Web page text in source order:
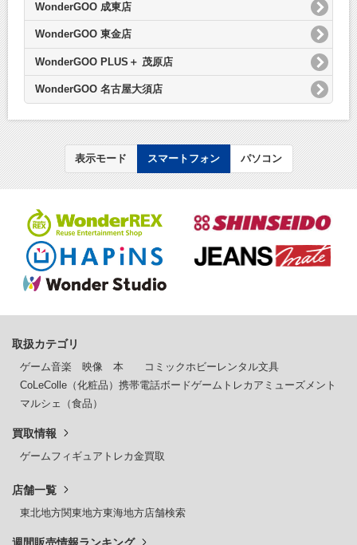
WonderGOO 成東店
WonderGOO 東金店
WonderGOO PLUS＋ 茂原店
WonderGOO 名古屋大須店
表示モード スマートフォン パソコン
取扱カテゴリ
ゲーム音楽 映像 本 コミック ホビー レンタル文具
CoLeColle（化粧品） 携帯電話ボードゲーム トレカ アミューズメント
マルシェ（食品）
買取情報
ゲームフィギュア トレカ金買取
店舗一覧
東北地方関東地方東海地方店舗検索
週間販売情報ランキング